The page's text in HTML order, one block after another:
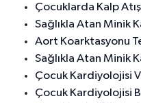
Çocuklarda Kalp
Sağlıkla Atan Minik
Aort Koarktasyonu
Sağlıkla Atan Minik
Çocuk Kardiyolojisi
Çocuk Kardiyolojisi